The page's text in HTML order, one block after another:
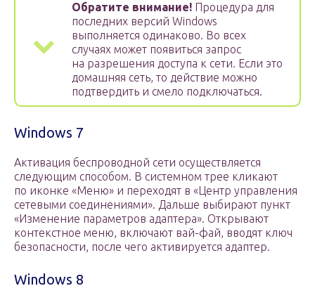
Обратите внимание! Процедура для
последних версий Windows
выполняется одинаково. Во всех
случаях может появиться запрос
на разрешения доступа к сети. Если это
домашняя сеть, то действие можно
подтвердить и смело подключаться.
Windows 7
Активация беспроводной сети осуществляется
следующим способом. В системном трее кликают
по иконке «Меню» и переходят в «Центр управления
сетевыми соединениями». Дальше выбирают пункт
«Изменение параметров адаптера». Открывают
контекстное меню, включают вай-фай, вводят ключ
безопасности, после чего активируется адаптер.
Windows 8